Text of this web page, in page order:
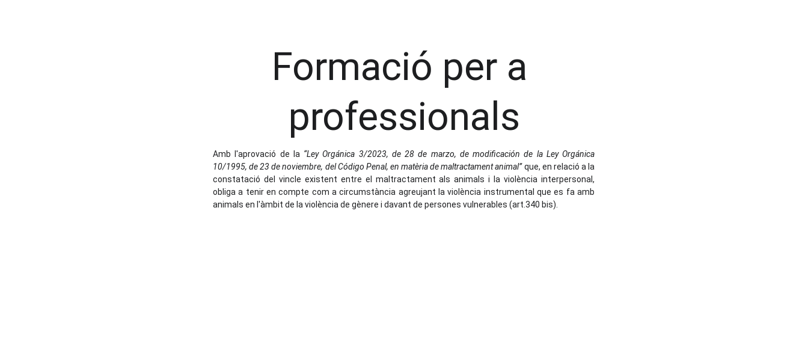
Formació per a
professionals
Amb l'aprovació de la “Ley Orgánica 3/2023, de 28 de marzo, de modificación de la Ley Orgánica
10/1995, de 23 de noviembre, del Código Penal, en matèria de maltractament animal”que, en relació a la
constatació del vincle existent entre el maltractament als animals i la violència interpersonal,
obliga a tenir en compte com a circumstància agreujant la violència instrumental que es fa amb
animals en l'àmbit de la violència de gènere i davant de persones vulnerables (art.340 bis).